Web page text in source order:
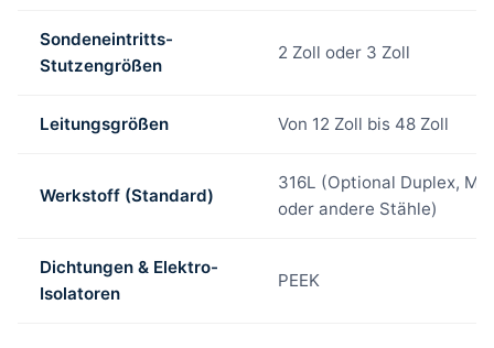
Sondeneintritts-
Stutzengrößen
2 Zoll oder 3 Zoll
Leitungsgrößen Von 12 Zoll bis 48 Zoll
Werkstoff (Standard)
316L (Optional Duplex,
oder andere Stähle)
Dichtungen & Elektro-
Isolatoren
PEEK